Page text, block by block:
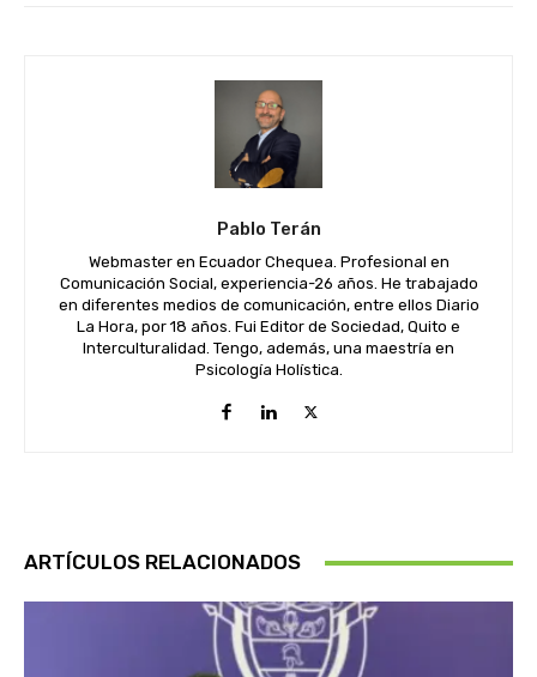
Pablo Terán
Webmaster en Ecuador Chequea. Profesional en
Comunicación Social, experiencia-26 años. He trabajado
en diferentes medios de comunicación, entre ellos Diario
La Hora, por 18 años. Fui Editor de Sociedad, Quito e
Interculturalidad. Tengo, además, una maestría en
Psicología Holística.
ARTÍCULOS RELACIONADOS